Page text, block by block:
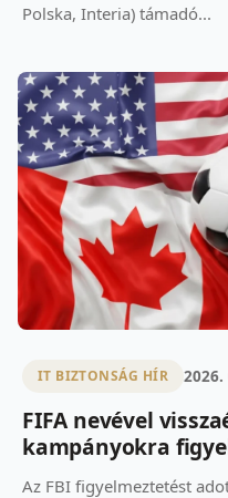
Polska, Interia) támadó...
IT BIZTONSÁG HÍR 2026.
FIFA nevével
kampányokra
Az FBI figyelmeztetést